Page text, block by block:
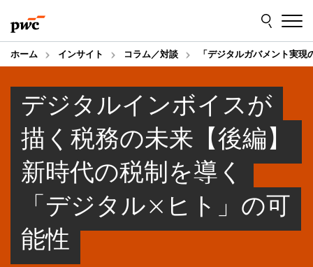
to
content
to
footer
ホーム インサイト コラム／対談 「デジタルガバメント実
デジタルインボイスが
描く税務の未来【後編】
新時代の税制を導く
「デジタル×ヒト」の可
能性